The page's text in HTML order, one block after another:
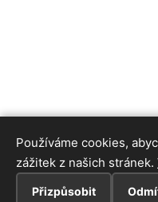
Používáme cookies,
zážitek z našich stránek.
Přizpůsobit